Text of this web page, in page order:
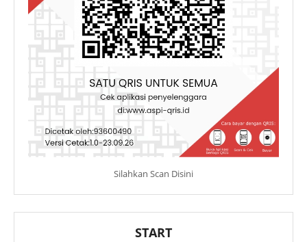
Silahkan Scan Disini
START